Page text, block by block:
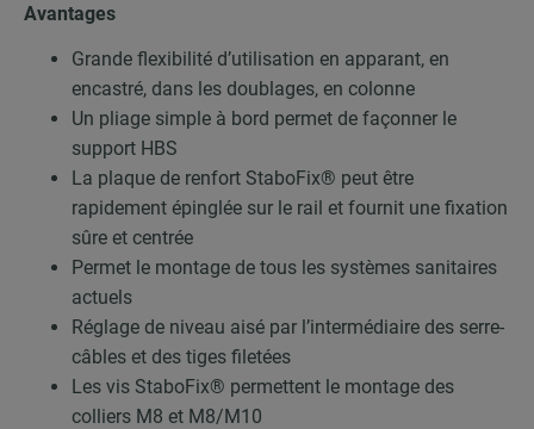
Avantages
Grande flexibilité d’utilisation en apparant, en
encastré, dans les doublages, en colonne
Un pliage simple à bord permet de façonner le
support HBS
La plaque de renfort StaboFix® peut être
rapidement épinglée sur le rail et fournit une fixation
sûre et centrée
Permet le montage de tous les systèmes sanitaires
actuels
Réglage de niveau aisé par l’intermédiaire des serre-
câbles et des tiges filetées
Les vis StaboFix® permettent le montage des
colliers M8 et M8/M10